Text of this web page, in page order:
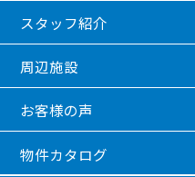
スタッフ紹介
周辺施設
お客様の声
物件カタログ